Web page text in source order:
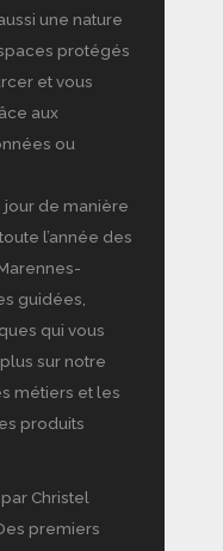
une nature
protégés
et vous
aux
ou
de manière
l’année des
guidées,
qui vous
sur notre
métiers et les
produits
Christel
premiers